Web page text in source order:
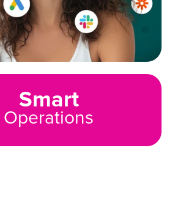
Smart
Operations